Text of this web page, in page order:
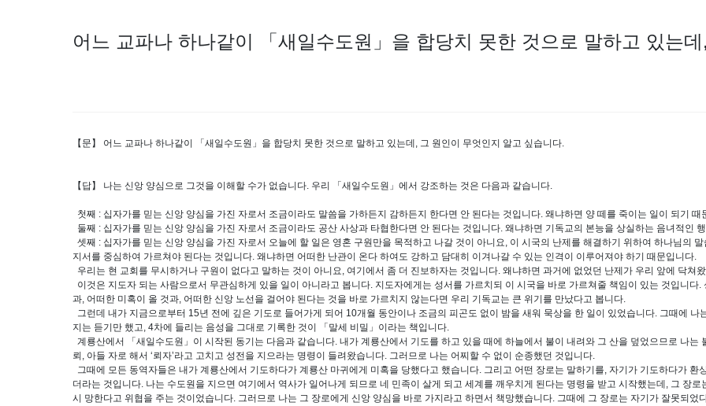
어느 교파나 하나같이 「새일수도원」을 합당치 못한 것으로 말하고 있는
【문】 어느 교파나 하나같이 「새일수도원」을 합당치 못한 것으로 말하고 있는데, 그 원인이 무엇인지 알고 싶습니다.
【답】 나는 신앙 양심으로 그것을 이해할 수가 없습니다. 우리 「새일수도원」에서 강조하는 것은 다음과 같습니다.
첫째 : 십자가를 믿는 신앙 양심을 가진 자로서 조금이라도 말씀을 가하든지 감하든지 한다면 안 된다는 것입니다. 왜냐하면 양 떼를 죽이는 일이 되기 때
둘째 : 십자가를 믿는 신앙 양심을 가진 자로서 조금이라도 공산 사상과 타협한다면 안 된다는 것입니다. 왜냐하면 기독교의 본능을 상실하는 음녀적인
셋째 : 십자가를 믿는 신앙 양심을 가진 자로서 오늘에 할 일은 영혼 구원만을 목적하고 나갈 것이 아니요, 이 시국의 난제를 해결하기 위하여 하나님의
지서를 중심하여 가르쳐야 된다는 것입니다. 왜냐하면 어떠한 난관이 온다 하여도 강하고 담대히 이겨나갈 수 있는 인격이 이루어져야 하기 때문입니다.
우리는 현 교회를 무시하거나 구원이 없다고 말하는 것이 아니요, 여기에서 좀 더 진보하자는 것입니다. 왜냐하면 과거에 없었던 난제가 우리 앞에 닥쳐
이것은 지도자 되는 사람으로서 무관심하게 있을 일이 아니라고 봅니다. 지도자에게는 성서를 가르치되 이 시국을 바로 가르쳐줄 책임이 있는 것입니
과, 어떠한 미혹이 올 것과, 어떠한 신앙 노선을 걸어야 된다는 것을 바로 가르치지 않는다면 우리 기독교는 큰 위기를 만났다고 봅니다.
그런데 내가 지금으로부터 15년 전에 깊은 기도로 들어가게 되어 10개월 동안이나 조금의 피곤도 없이 밤을 새워 묵상을 한 일이 있었습니다. 그때에
지는 듣기만 했고, 4차에 들리는 음성을 그대로 기록한 것이 「말세 비밀」이라는 책입니다.
계룡산에서 「새일수도원」이 시작된 동기는 다음과 같습니다. 내가 계룡산에서 기도를 하고 있을 때에 하늘에서 불이 내려와 그 산을 덮었으므로 나는
뢰, 아들 자로 해서 ‘뢰자’라고 고치고 성전을 지으라는 명령이 들려왔습니다. 그러므로 나는 어찌할 수 없이 순종했던 것입니다.
그때에 모든 동역자들은 내가 계룡산에서 기도하다가 계룡산 마귀에게 미혹을 당했다고 했습니다. 그리고 어떤 장로는 말하기를, 자기가 기도하다가
더라는 것입니다. 나는 수도원을 지으면 여기에서 역사가 일어나게 되므로 네 민족이 살게 되고 세계를 깨우치게 된다는 명령을 받고 시작했는데, 그 장
시 망한다고 위협을 주는 것이었습니다. 그러므로 나는 그 장로에게 신앙 양심을 바로 가지라고 하면서 책망했습니다. 그때에 그 장로는 자기가 잘못되